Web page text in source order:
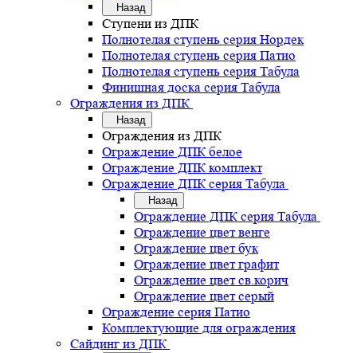
Назад
Ступени из ДПК
Полнотелая ступень серия Нордек
Полнотелая ступень серия Патио
Полнотелая ступень серия Табула
Финишная доска серия Табула
Ограждения из ДПК
Назад
Ограждения из ДПК
Ограждение ДПК белое
Ограждение ДПК комплект
Ограждение ДПК серия Табула
Назад
Ограждение ДПК серия Табула
Ограждение цвет венге
Ограждение цвет бук
Ограждение цвет графит
Ограждение цвет св.корич
Ограждение цвет серый
Ограждение серия Патио
Комплектующие для ограждения
Сайдинг из ДПК